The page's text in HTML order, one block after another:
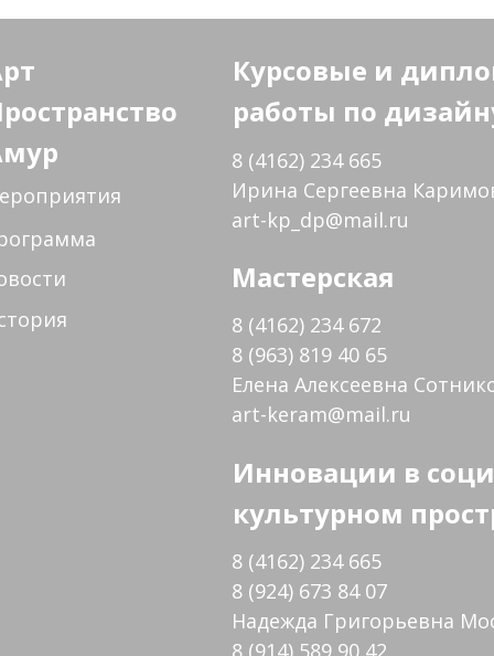
Курсовые и
работы по
8 (4162) 234 665
Ирина Сергеевна
art-kp_dp@mail.ru
Мастерская
8 (4162) 234 672
8 (963) 819 40 65
Елена Алексеевна
art-keram@mail.ru
Инновации в
культурном
8 (4162) 234 665
8 (924) 673 84 07
Надежда Григорьевна
8 (914) 589 90 42